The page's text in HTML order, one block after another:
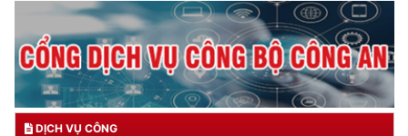
DỊCH VỤ CÔNG